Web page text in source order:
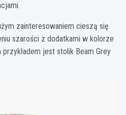
zainteresowaniem cieszą się
szarości z dodatkami w kolorze
jest stolik Beam Grey